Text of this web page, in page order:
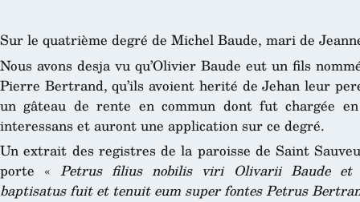
Sur le quatrième degré de Michel Baude, mari de
Nous avons desja vu qu’Olivier Baude eut un fils
Pierre Bertrand, qu’ils avoient herité de Jehan leur
un gâteau de rente en commun dont fut chargée
interessans et auront une application sur ce degré.
Un extrait des registres de la paroisse de Saint
porte «Petrus filius nobilis viri Olivarii Baude et
baptisatus fuit et tenuit eum super fontes Petrus